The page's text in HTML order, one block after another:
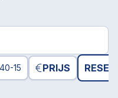
15 PRIJS